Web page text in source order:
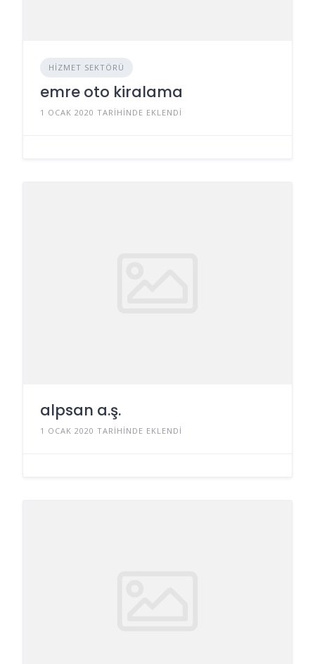
HIZMET SEKTÖRÜ
emre oto kiralama
1 OCAK 2020 TARIHINDE EKLENDI
alpsan a.ş.
1 OCAK 2020 TARIHINDE EKLENDI